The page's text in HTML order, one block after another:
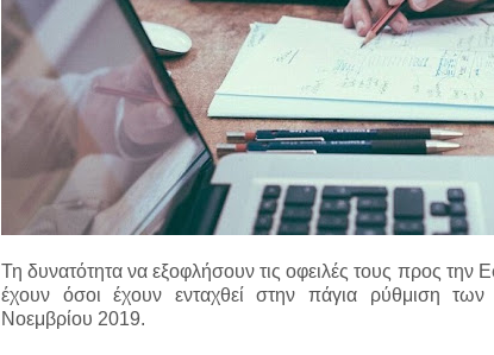
Τη δυνατότητα να εξοφλήσουν τις οφειλές τους προς την
έχουν όσοι έχουν ενταχθεί στην πάγια ρύθμιση
Νοεμβρίου 2019.